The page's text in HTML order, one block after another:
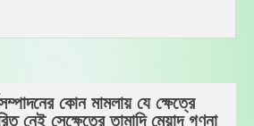
কোন মামলায় যে ক্ষেত্রে
নেই সেক্ষেত্রে তামাদি মেয়াদ গণনা